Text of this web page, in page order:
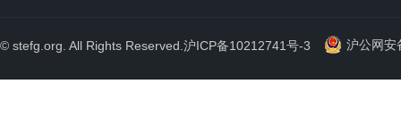
© stefg.org. All Rights Reserved. 沪ICP备10212741号-3 沪公网安